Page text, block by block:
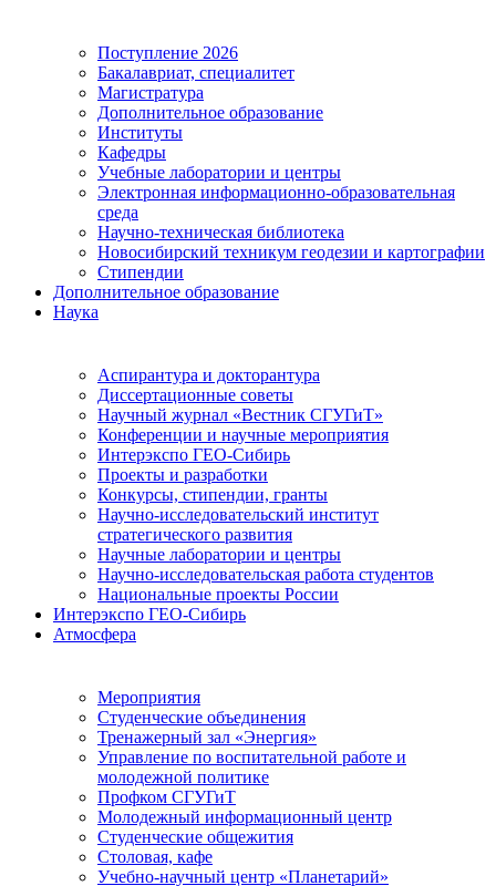
Поступление 2026
Бакалавриат, специалитет
Магистратура
Дополнительное образование
Институты
Кафедры
Учебные лаборатории и центры
Электронная информационно-образовательная
среда
Научно-техническая библиотека
Новосибирский техникум геодезии и картографии
Стипендии
Дополнительное образование
Наука
Аспирантура и докторантура
Диссертационные советы
Научный журнал «Вестник СГУГиТ»
Конференции и научные мероприятия
Интерэкспо ГЕО-Сибирь
Проекты и разработки
Конкурсы, стипендии, гранты
Научно-исследовательский институт
стратегического развития
Научные лаборатории и центры
Научно-исследовательская работа студентов
Национальные проекты России
Интерэкспо ГЕО-Сибирь
Атмосфера
Мероприятия
Студенческие объединения
Тренажерный зал «Энергия»
Управление по воспитательной работе и
молодежной политике
Профком СГУГиТ
Молодежный информационный центр
Студенческие общежития
Столовая, кафе
Учебно-научный центр «Планетарий»